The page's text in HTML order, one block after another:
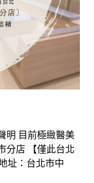
明 目前極緻醫美
分店 【僅此台北
址：台北市中